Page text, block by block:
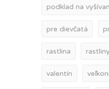
podklad na
pre dievčatá
rastlina rastliny
valentín